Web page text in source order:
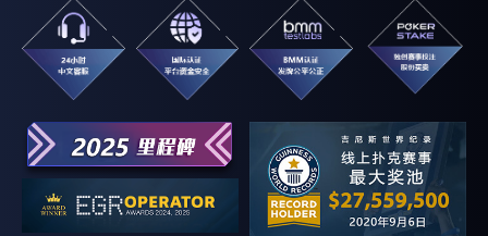
$63 奥马哈迷赏金急
速赛
6:40 $63 $1,500
$21 奥马哈迷赏金赛 6:40 $21 $500
$2.10 奥马哈迷赏金
赛
6:40 $200
$31.50 奥马哈迷赏
金赛
7:40 $31.50 $1,000